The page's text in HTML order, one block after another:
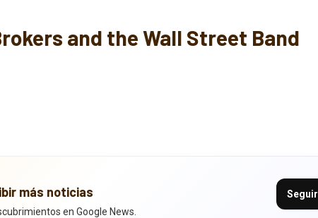
and the Wall Street Band
más noticias
en Google News.
Seguir